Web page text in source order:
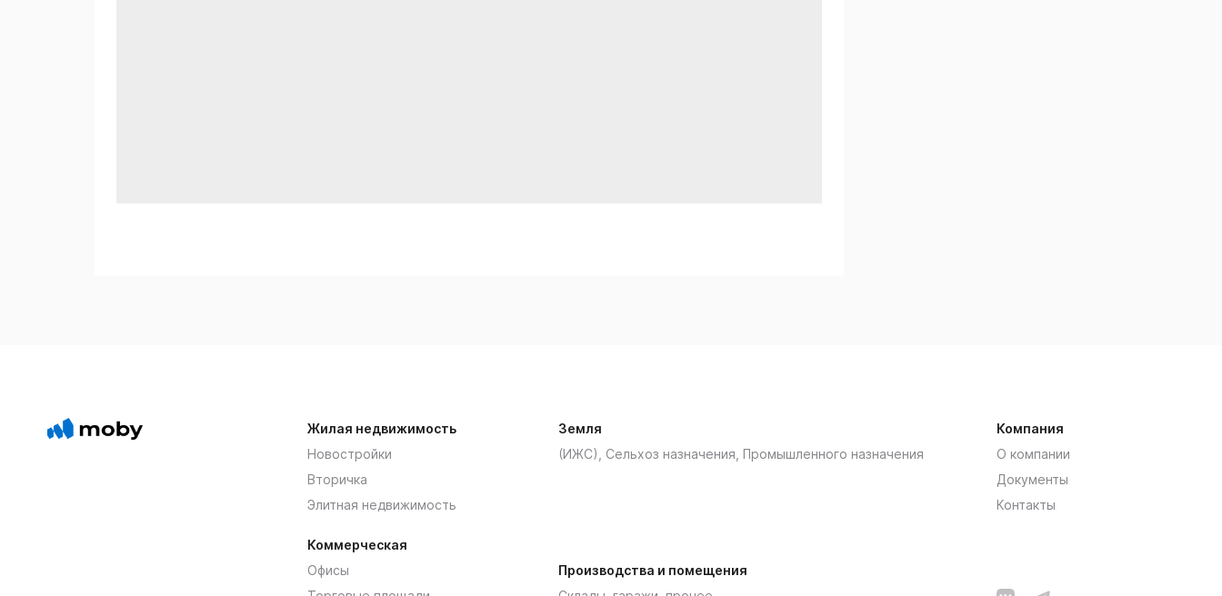
Жилая недвижимость
Новостройки
Вторичка
Элитная недвижимость
Коммерческая
Офисы
Земля
(ИЖС), Сельхоз назначения, Промышленного назначения
Производства и помещения
Компания
О компании
Документы
Контакты